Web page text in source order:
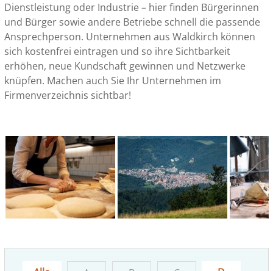
Dienstleistung oder Industrie – hier finden Bürgerinnen
und Bürger sowie andere Betriebe schnell die passende
Ansprechperson. Unternehmen aus Waldkirch können
sich kostenfrei eintragen und so ihre Sichtbarkeit
erhöhen, neue Kundschaft gewinnen und Netzwerke
knüpfen. Machen auch Sie Ihr Unternehmen im
Firmenverzeichnis sichtbar!